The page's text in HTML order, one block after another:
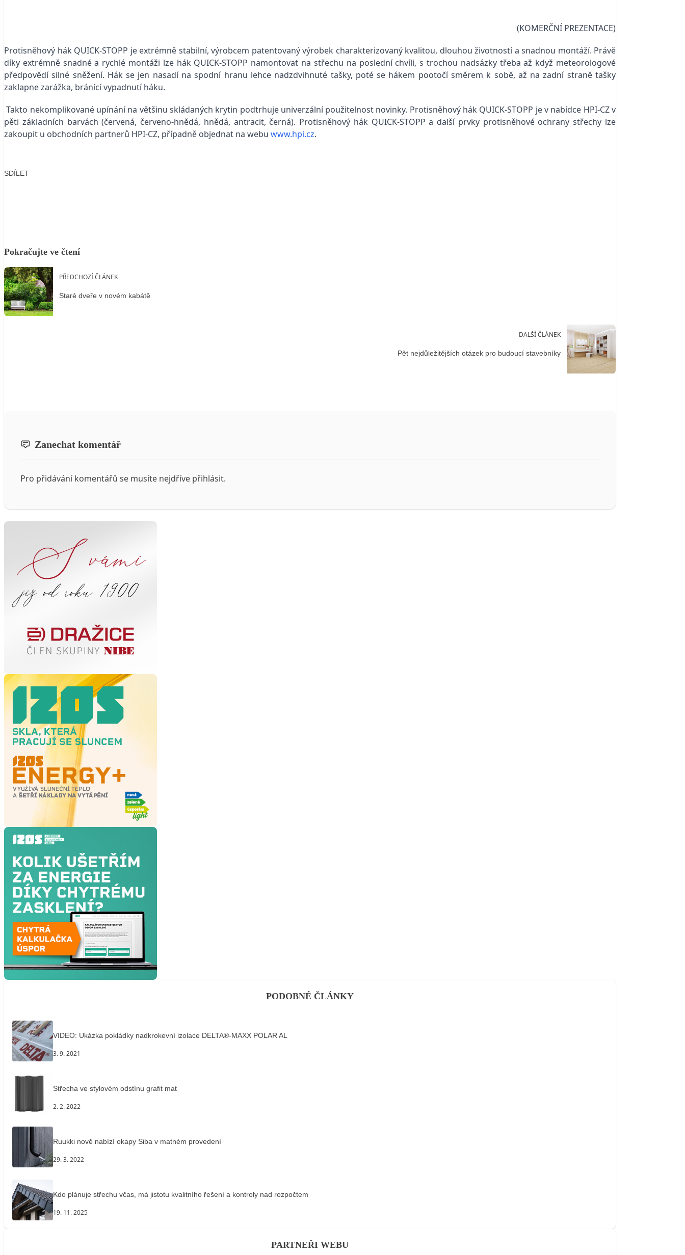
(KOMERČNÍ PREZENTACE)
Protisněhový hák QUICK-STOPP je extrémně stabilní, výrobcem patentovaný výrobek charakterizovaný kvalitou, dlouhou životností a snadnou montáží. Právě
díky extrémně snadné a rychlé montáži lze hák QUICK-STOPP namontovat na střechu na poslední chvíli, s trochou nadsázky třeba až když meteorologové
předpovědí silné sněžení. Hák se jen nasadí na spodní hranu lehce nadzdvihnuté tašky, poté se hákem pootočí směrem k sobě, až na zadní straně tašky
zaklapne zarážka, bránící vypadnutí háku.
Takto nekomplikované upínání na většinu skládaných krytin podtrhuje univerzální použitelnost novinky. Protisněhový hák QUICK-STOPP je v nabídce HPI-CZ v
pěti základních barvách (červená, červeno-hnědá, hnědá, antracit, černá). Protisněhový hák QUICK-STOPP a další prvky protisněhové ochrany střechy lze
zakoupit u obchodních partnerů HPI-CZ, případně objednat na webu www.hpi.cz.
SDÍLET
Pokračujte ve čtení
PŘEDCHOZÍ ČLÁNEK
Staré dveře v novém kabátě
DALŠÍ ČLÁNEK
Pět nejdůležitějších otázek pro budoucí stavebníky
Zanechat komentář
Pro přidávání komentářů se musíte nejdříve přihlásit.
PODOBNÉ ČLÁNKY
VIDEO: Ukázka pokládky nadkrokevní izolace DELTA®-MAXX POLAR AL
3. 9. 2021
Střecha ve stylovém odstínu grafit mat
2. 2. 2022
Ruukki nově nabízí okapy Siba v matném provedení
29. 3. 2022
Kdo plánuje střechu včas, má jistotu kvalitního řešení a kontroly nad rozpočtem
19. 11. 2025
PARTNEŘI WEBU